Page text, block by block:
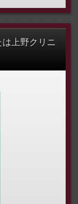
上野クリニ